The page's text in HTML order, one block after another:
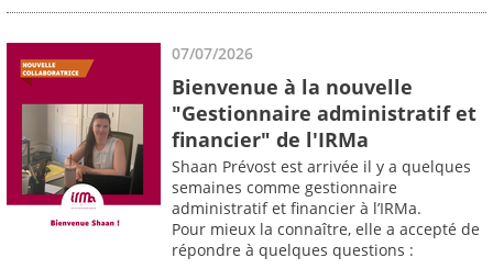
07/07/2026
Bienvenue à la nouvelle
"Gestionnaire administratif et
financier" de l'IRMa
Shaan Prévost est arrivée il y a quelques
semaines comme gestionnaire
administratif et financier à l’IRMa.
Pour mieux la connaître, elle a accepté de
répondre à quelques questions :